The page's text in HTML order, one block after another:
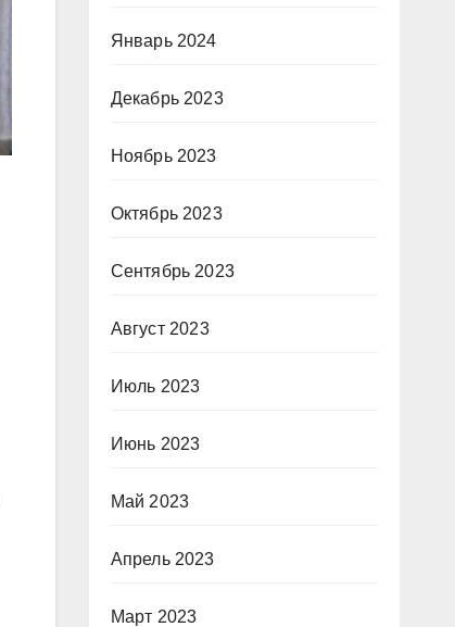
Январь 2024
Декабрь 2023
Ноябрь 2023
Октябрь 2023
Сентябрь 2023
Август 2023
Июль 2023
Июнь 2023
Май 2023
Апрель 2023
Март 2023